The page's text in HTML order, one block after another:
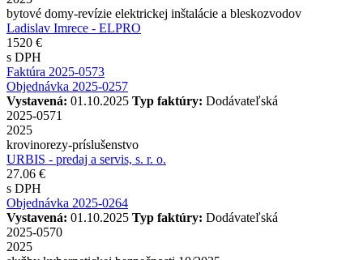
bytové domy-revízie elektrickej inštalácie a bleskozvodov
Ladislav Imrece - ELPRO
1520 €
s DPH
Faktúra 2025-0573
Objednávka 2025-0257
Vystavená: 01.10.2025 Typ faktúry: Dodávateľská
2025-0571
2025
krovinorezy-príslušenstvo
URBIS - predaj a servis, s. r. o.
27.06 €
s DPH
Objednávka 2025-0264
Vystavená: 01.10.2025 Typ faktúry: Dodávateľská
2025-0570
2025